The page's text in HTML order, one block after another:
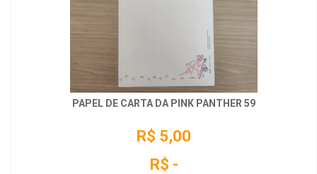
PAPEL DE CARTA DA PINK PANTHER 59
R$ 5,00
R$ -